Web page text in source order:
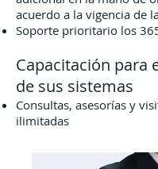
acuerdo a la vigencia de
Soporte prioritario los
Capacitación para
de sus sistemas
Consultas, asesorías y
ilimitadas